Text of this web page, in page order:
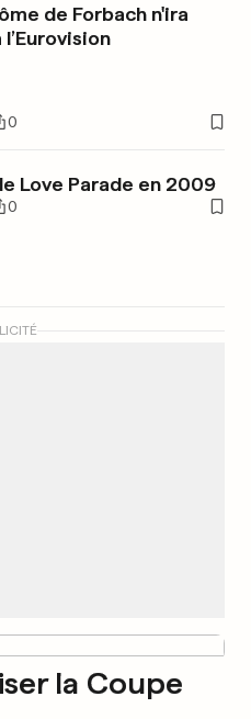
de Forbach n'ira
l’Eurovision
0
Love Parade en 2009
0
la Coupe